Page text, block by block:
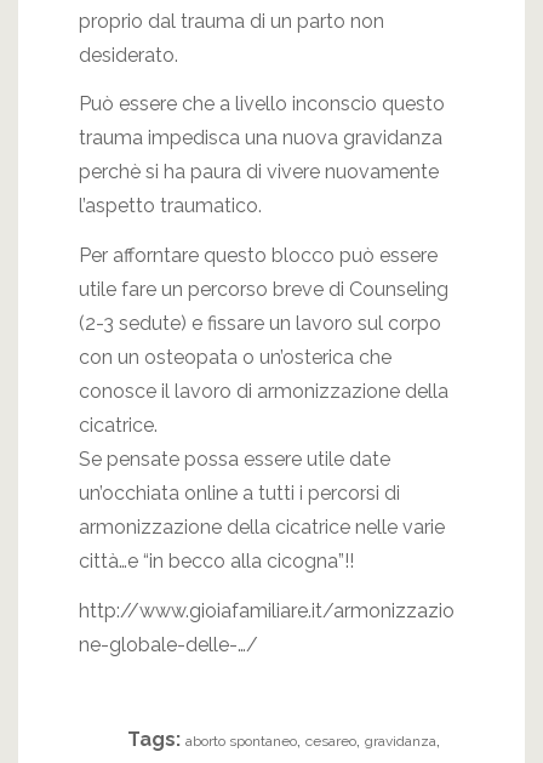
proprio dal trauma di un parto non
desiderato.
Può essere che a livello inconscio questo
trauma impedisca una nuova gravidanza
perchè si ha paura di vivere nuovamente
l’aspetto traumatico.
Per afforntare questo blocco può essere
utile fare un percorso breve di Counseling
(2-3 sedute) e fissare un lavoro sul corpo
con un osteopata o un’osterica che
conosce il lavoro di armonizzazione della
cicatrice.
Se pensate possa essere utile date
un’occhiata online a tutti i percorsi di
armonizzazione della cicatrice nelle varie
città…e “in becco alla cicogna”!!
http://www.gioiafamiliare.it/armonizzazio
ne-globale-delle-…/
Tags: aborto spontaneo, cesareo, gravidanza,